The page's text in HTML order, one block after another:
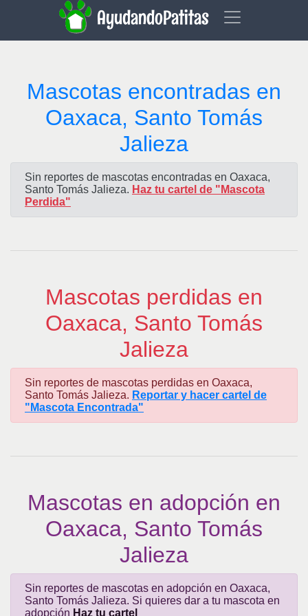
AyudandoPatitas
Mascotas encontradas en
Oaxaca, Santo Tomás
Jalieza
Sin reportes de mascotas encontradas en Oaxaca,
Santo Tomás Jalieza. Haz tu cartel de "Mascota
Perdida"
Mascotas perdidas en
Oaxaca, Santo Tomás
Jalieza
Sin reportes de mascotas perdidas en Oaxaca,
Santo Tomás Jalieza. Reportar y hacer cartel de
"Mascota Encontrada"
Mascotas en adopción en
Oaxaca, Santo Tomás
Jalieza
Sin reportes de mascotas en adopción en Oaxaca,
Santo Tomás Jalieza. Si quieres dar a tu mascota en
adopción Haz tu cartel